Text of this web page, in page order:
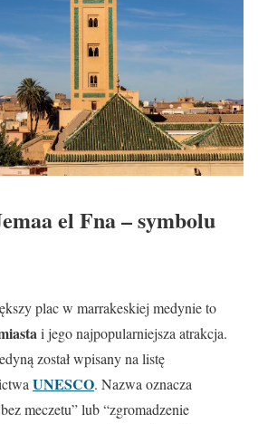
el Fna – symbolu
plac w marrakeskiej medynie to
i jego najpopularniejsza atrakcja.
został wpisany na listę
UNESCO. Nazwa oznacza
meczetu” lub “zgromadzenie